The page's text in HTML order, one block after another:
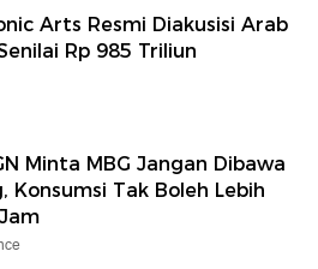
Arts Resmi Diakusisi Arab
Rp 985 Triliun
Minta MBG Jangan Dibawa
Konsumsi Tak Boleh Lebih